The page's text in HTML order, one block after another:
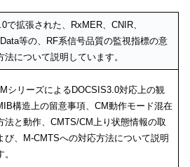
で拡張された、RxMER、CNIR、
等の、RF系信号品質の監視指標の意
法について説明しています。
シリーズによるDOCSIS3.0対応上の観
構造上の留意事項、CM動作モード混在
法と動作、CMTS/CM上り状態情報の取
び、M-CMTSへの対応方法について説明